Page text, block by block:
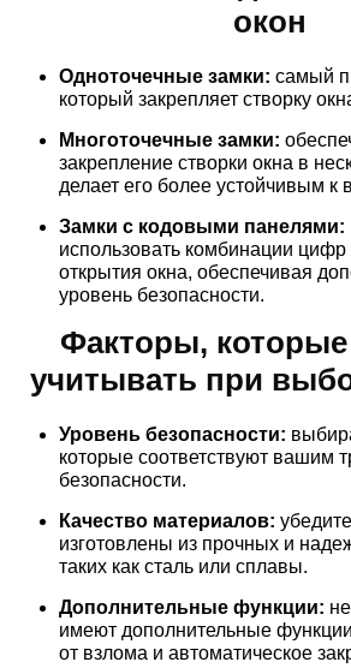
окон
Одноточечные замки: самый
который закрепляет створку
Многоточечные замки:
закрепление створки окна в
делает его более устойчивым к
Замки с кодовыми панелями:
использовать комбинации цифр
открытия окна, обеспечивая
уровень безопасности.
Факторы, которые
учитывать при
Уровень безопасности:
которые соответствуют вашим
безопасности.
Качество материалов:
изготовлены из прочных и
таких как сталь или сплавы.
Дополнительные функции:
имеют дополнительные
от взлома и автоматическое